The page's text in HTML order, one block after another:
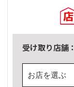
受け取り店舗：
お店を選ぶ